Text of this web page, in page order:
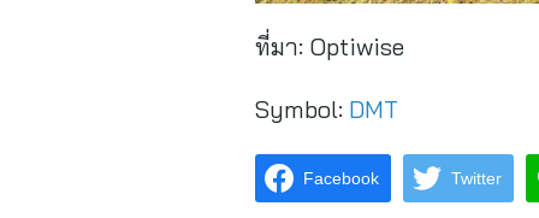
ที่มา: Optiwise
Symbol: DMT
Facebook Twitter